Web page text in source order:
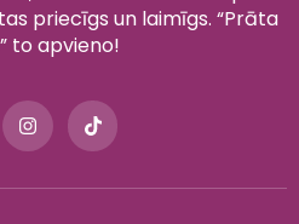
priecīgs un laimīgs. “Prāta
to apvieno!